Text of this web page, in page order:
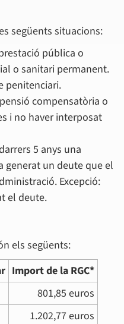
següents situacions:
pública o
o sanitari permanent.
penitenciari.
compensatòria o
i no haver interposat
5 anys una
generat un deute que el
Excepció:
el deute.
els següents:
Import de la RGC*
801,85 euros
1.202,77 euros